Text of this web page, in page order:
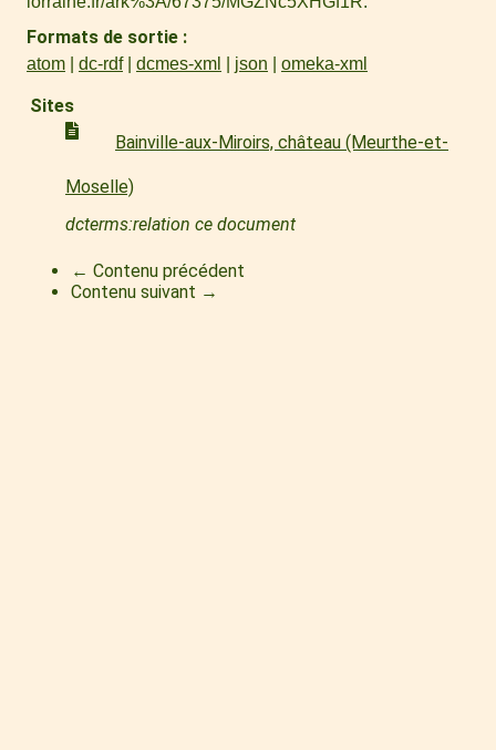
Formats de sortie
atom dc-rdf dcmes-xml json omeka-xml
Sites
Bainville-aux-Miroirs, château (Meurthe-et-
Moselle)
dcterms:relation ce document
← Contenu précédent
Contenu suivant →